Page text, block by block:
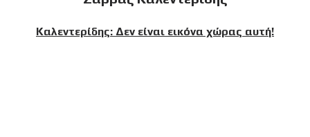
Καλεντερίδης: Δεν είναι εικόνα χώρας αυτή!